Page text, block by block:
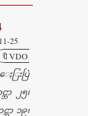
25
🔖VDO News
ႏြးပြဲ
ာ ၂၅၊
ဘာ ၁၉၊